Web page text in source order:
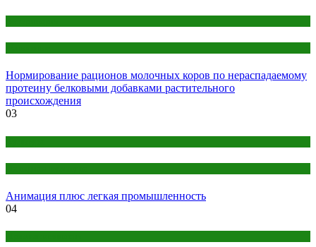
Нормирование рационов молочных коров по нераспадаемому
протеину белковыми добавками растительного
происхождения
03
Анимация плюс легкая промышленность
04